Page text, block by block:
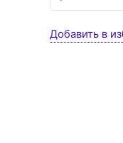
Добавить в